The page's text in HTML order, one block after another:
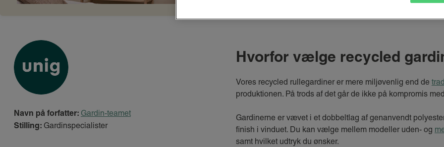
Navn på forfatter: Gardin-teamet
Stilling: Gardinspecialister
Hvorfor vælge recycled
Vores recycled rullegardiner er mere miljøvenlig end de
produktionen. På trods af det går de ikke på kompromis
Gardinerne er vævet i et dobbeltlag af genanvendt
finish i vinduet. Du kan vælge mellem modeller uden- og
samt hvilket udtryk du ønsker.